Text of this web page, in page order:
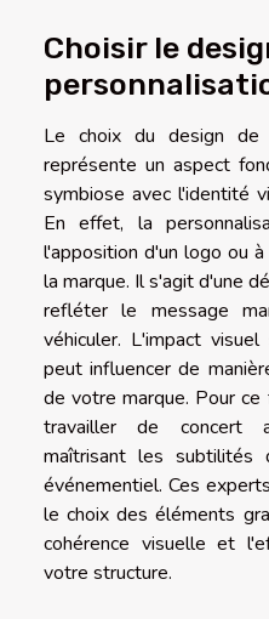
Choisir le
Le choix du design de
représente un aspect
symbiose avec l'identité
En effet, la
l'apposition d'un logo ou
la marque. Il s'agit d'une
refléter le message
véhiculer. L'impact
peut influencer de
de votre marque. Pour
travailler de concert
maîtrisant les subtilités
événementiel. Ces
le choix des éléments
cohérence visuelle et
votre structure.